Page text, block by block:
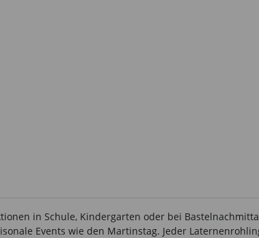
in Schule, Kindergarten oder bei
Events wie den Martinstag. Jeder